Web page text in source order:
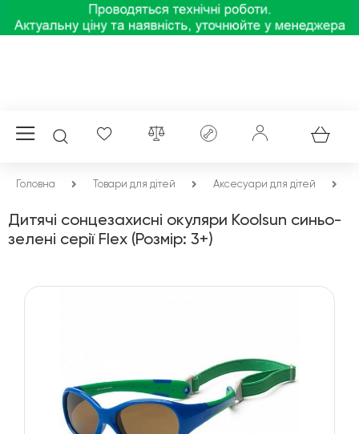
Головна Товари для дітей Аксесуари для дітей
Дитячі сонцезахисні окуляри Koolsun синьо-
зелені серії Flex (Розмір: 3+)